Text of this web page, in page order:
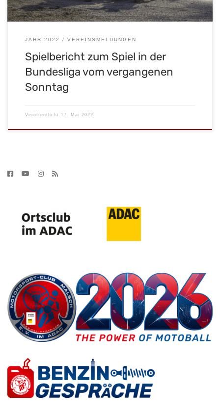
JAHR 2022 VEREINSMELDUNGEN
Spielbericht zum Spiel in der
Bundesliga vom vergangenen
Sonntag
Veröffentlicht 17. Mai 2022